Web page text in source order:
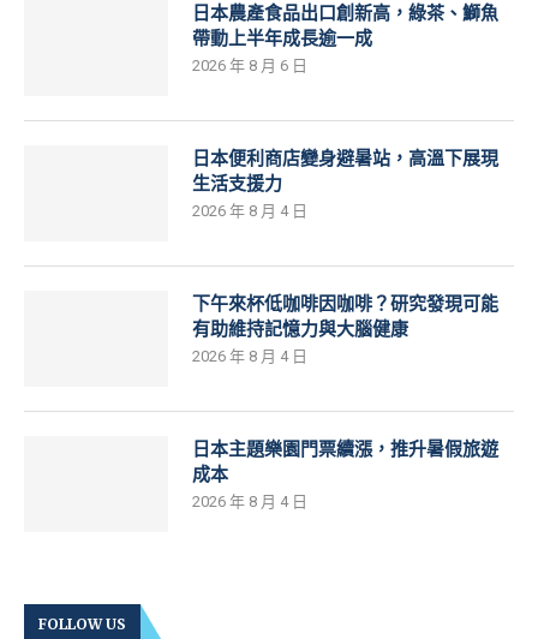
日本農產食品出口創新高，綠茶、鰤魚
帶動上半年成長逾一成
2026 年 8 月 6 日
日本便利商店變身避暑站，高溫下展現
生活支援力
2026 年 8 月 4 日
下午來杯低咖啡因咖啡？研究發現可能
有助維持記憶力與大腦健康
2026 年 8 月 4 日
日本主題樂園門票續漲，推升暑假旅遊
成本
2026 年 8 月 4 日
FOLLOW US